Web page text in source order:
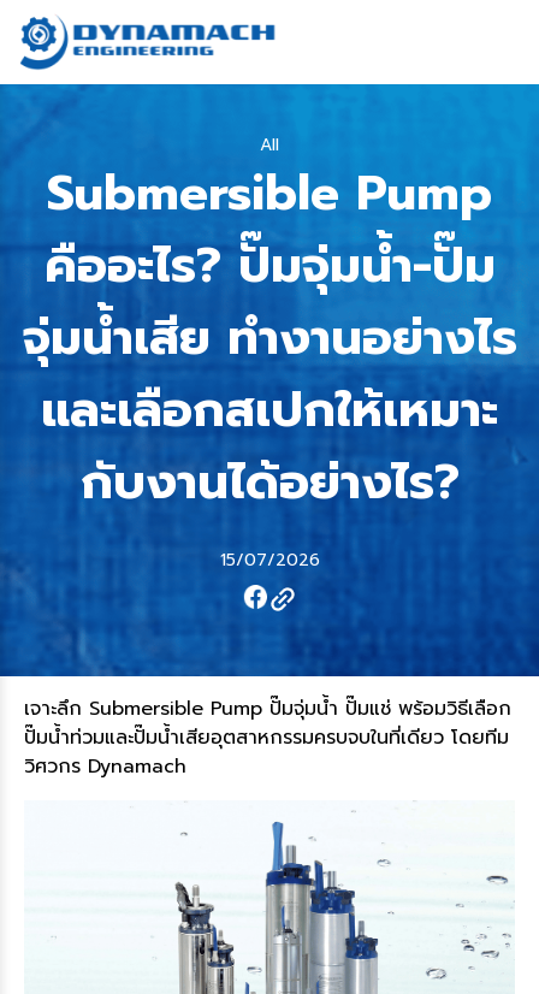
All
Submersible Pump
คืออะไร? ปั๊มจุ่มน้ำ-ปั๊ม
จุ่มน้ำเสีย ทำงานอย่างไร
และเลือกสเปกให้เหมาะ
กับงานได้อย่างไร?
15/07/2026
เจาะลึก Submersible Pump ปั๊มจุ่มน้ำ ปั๊มแช่ พร้อมวิธีเลือก
ปั๊มน้ำท่วมและปั๊มน้ำเสียอุตสาหกรรมครบจบในที่เดียว โดยทีม
วิศวกร Dynamach